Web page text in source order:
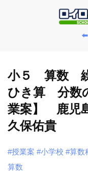
⬅️
小５ 算数 繰
ひき算 分数
業案】 鹿児
久保佑貴
#授業案 #小学校 #算数
算数